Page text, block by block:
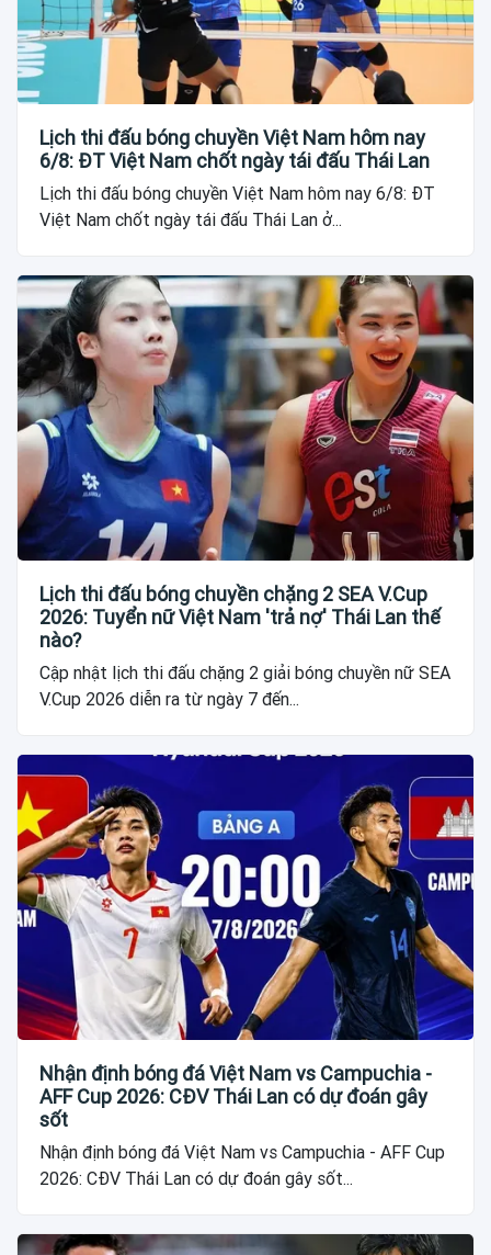
Lịch thi đấu bóng chuyền Việt Nam hôm nay
6/8: ĐT Việt Nam chốt ngày tái đấu Thái Lan
Lịch thi đấu bóng chuyền Việt Nam hôm nay 6/8: ĐT
Việt Nam chốt ngày tái đấu Thái Lan ở...
Lịch thi đấu bóng chuyền chặng 2 SEA V.Cup
2026: Tuyển nữ Việt Nam 'trả nợ' Thái Lan thế
nào?
Cập nhật lịch thi đấu chặng 2 giải bóng chuyền nữ SEA
V.Cup 2026 diễn ra từ ngày 7 đến...
Nhận định bóng đá Việt Nam vs Campuchia -
AFF Cup 2026: CĐV Thái Lan có dự đoán gây
sốt
Nhận định bóng đá Việt Nam vs Campuchia - AFF Cup
2026: CĐV Thái Lan có dự đoán gây sốt...